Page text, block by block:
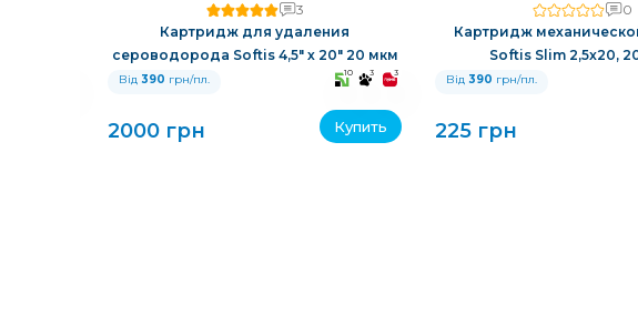
3
Картридж для удаления
сероводорода Softis 4,5" х 20" 20 мкм
Від 390 грн/пл. 10 3 3
2000 грн Купить
0
Картридж
Softis Slim 2,5x20,
Від 390 грн/пл.
225 грн